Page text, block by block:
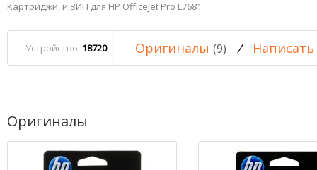
Картриджи, и ЗИП для HP Officejet Pro L7681
Устройство: 18720 Оригиналы (9) /
Оригиналы